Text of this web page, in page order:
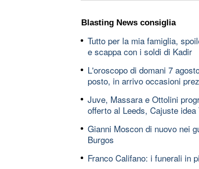
Blasting News consiglia
Tutto per la mia famiglia,
e scappa con i soldi di Kadir
L'oroscopo di domani 7
posto, in arrivo occasioni
Juve, Massara e Ottolini
offerto al Leeds, Cajuste idea
Gianni Moscon di nuovo nei
Burgos
Franco Califano: i funerali in